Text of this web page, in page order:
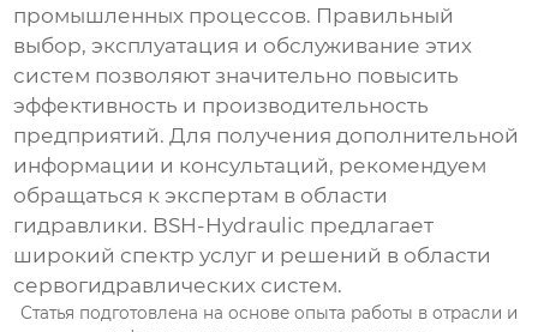
промышленных процессов. Правильный
выбор, эксплуатация и обслуживание этих
систем позволяют значительно повысить
эффективность и производительность
предприятий. Для получения дополнительной
информации и консультаций, рекомендуем
обращаться к экспертам в области
гидравлики. BSH-Hydraulic предлагает
широкий спектр услуг и решений в области
сервогидравлических систем.
Статья подготовлена на основе опыта работы в отрасли и